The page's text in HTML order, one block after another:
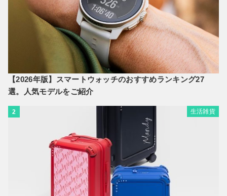
【2026年版】スマートウォッチのおすすめランキング27
選。人気モデルをご紹介
2 生活雑貨